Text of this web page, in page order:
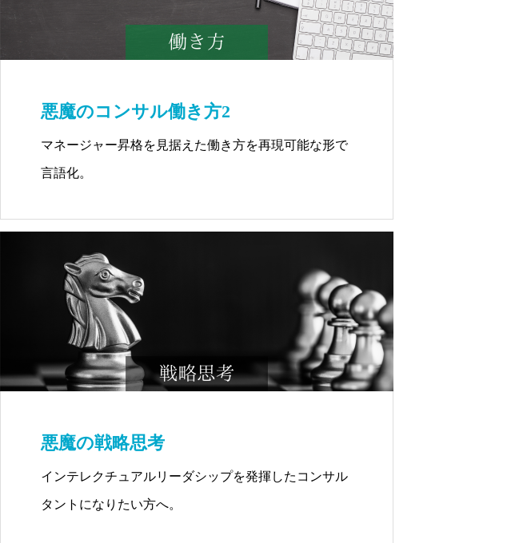
悪魔のコンサル働き方2
マネージャー昇格を見据えた働き方を再現可能な形で
言語化。
悪魔の戦略思考
インテレクチュアルリーダシップを発揮したコンサル
タントになりたい方へ。